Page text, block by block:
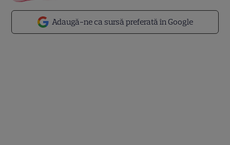
Adaugă-ne ca sursă preferată în Google